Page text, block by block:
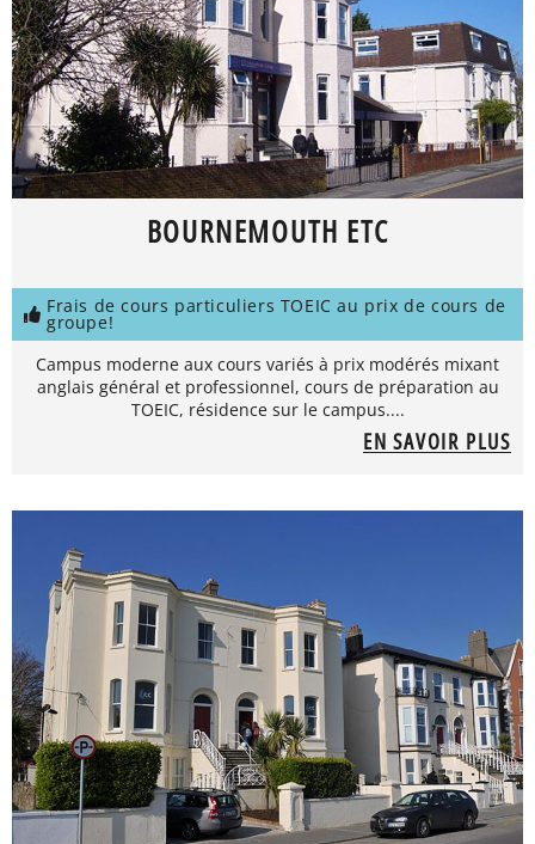
BOURNEMOUTH ETC
Frais de cours particuliers TOEIC au prix de cours de
groupe!
Campus moderne aux cours variés à prix modérés mixant
anglais général et professionnel, cours de préparation au
TOEIC, résidence sur le campus....
EN SAVOIR PLUS